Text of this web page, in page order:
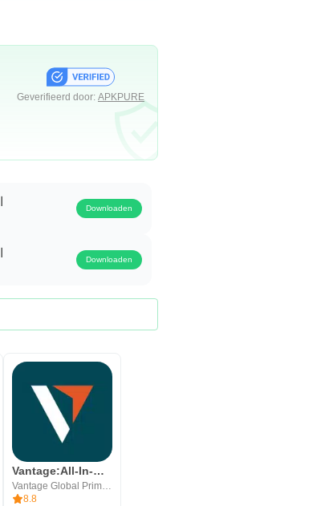
Geverifieerd door: APKPURE
Downloaden
Downloaden
Vantage:All-In-One Trading App
Vantage Global Prime PTY LTD
8.8